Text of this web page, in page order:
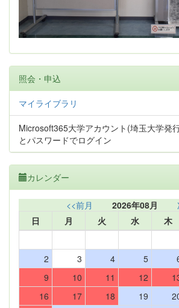
照会・申込
マイライブラリ
Microsoft365大学アカウント(埼玉大学発
とパスワードでログイン
カレンダー
<<前月 2026年08月
日
月 火 水 木
2
3 4 5
9
10 11 12
16
17 18 19